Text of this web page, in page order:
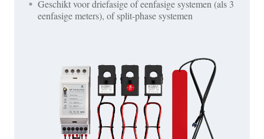
Geschikt voor driefasige of eenfasige systemen (als 3
eenfasige meters), of split-phase systemen